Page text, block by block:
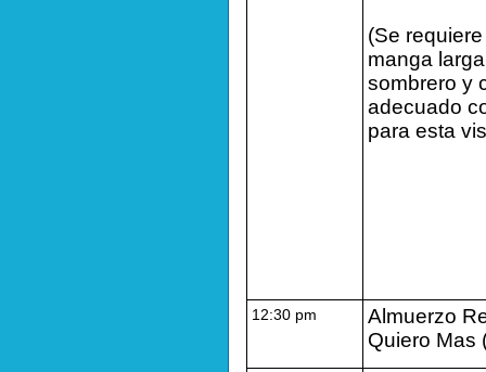
(Se
manga
sombrero y
adecuado
para esta
12:30 pm
Almuerzo
Quiero Mas